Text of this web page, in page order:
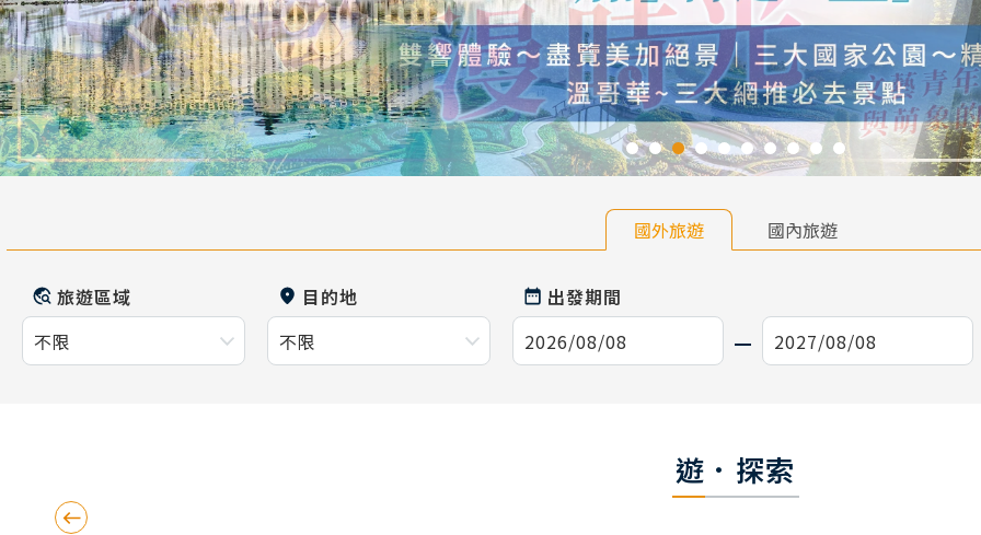
國外旅遊 國內旅遊
旅遊區域 目的地 出發期間
遊．探索